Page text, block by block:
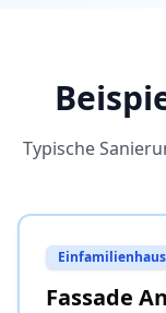
Typische
Einfamilienhaus
Fassade